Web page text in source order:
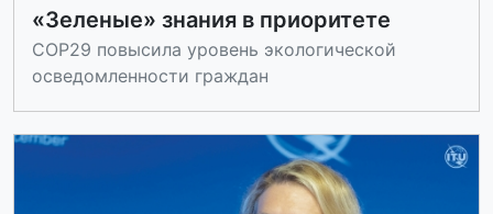
«Зеленые» знания в приоритете
COP29 повысила уровень экологической
осведомленности граждан